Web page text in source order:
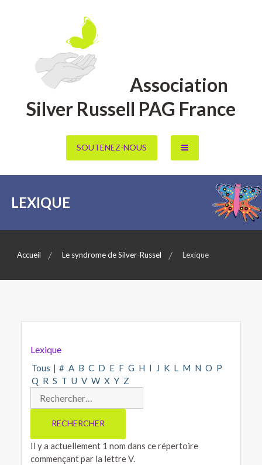
Association
Silver Russell PAG France
SOUTENEZ-NOUS
LEXIQUE
Accueil Le syndrome de Silver-Russel Lexique
Lexique
Tous | # A B C D E F G H I J K L M N O P
Q R S T U V W X Y Z
Il y a actuellement 1 nom dans ce répertoire
commençant par la lettre V.